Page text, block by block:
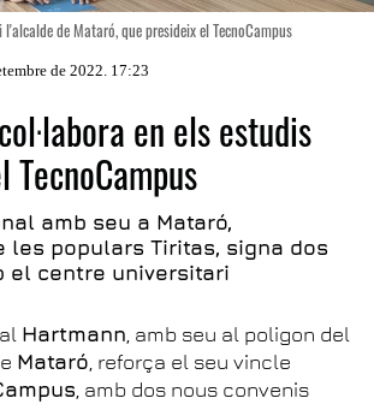
de Mataró, que presideix el TecnoCampus
de 2022. 17:23
en els estudis
amb seu a Mataró,
les populars Tiritas, signa dos
el centre universitari
Hartmann, amb seu al poligon del
Mataró, reforça el seu vincle
, amb dos nous convenis